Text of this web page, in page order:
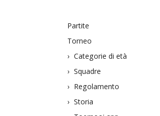
Partite
Torneo
Categorie di età
Squadre
Regolamento
Storia